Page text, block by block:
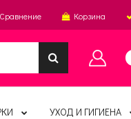
Сравнение Корзина
УХОД И ГИГИЕНА